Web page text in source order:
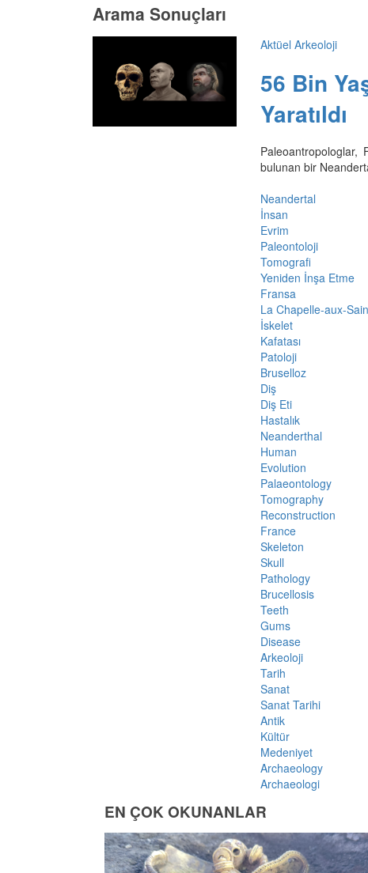
Arama Sonuçları
Aktüel Arkeoloji
56 Bin
Yaratıldı
Paleoantropologlar,
bulunan bir
Neandertal
İnsan
Evrim
Paleontoloji
Tomografi
Yeniden İnşa Etme
Fransa
La Chapelle-aux-
İskelet
Kafatası
Patoloji
Bruselloz
Diş
Diş Eti
Hastalık
Neanderthal
Human
Evolution
Palaeontology
Tomography
Reconstruction
France
Skeleton
Skull
Pathology
Brucellosis
Teeth
Gums
Disease
Arkeoloji
Tarih
Sanat
Sanat Tarihi
Antik
Kültür
Medeniyet
Archaeology
Archaeologi
EN ÇOK OKUNANLAR